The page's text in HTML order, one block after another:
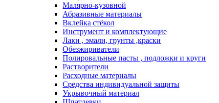
Малярно-кузовной
Абразивные материалы
Вклейка стёкол
Инструмент и комплектующие
Лаки , эмали, грунты ,краски
Обезжириватели
Полировальные пасты , подложки и круги
Растворители
Расходные материалы
Средства индивидуальной защиты
Укрывочный материал